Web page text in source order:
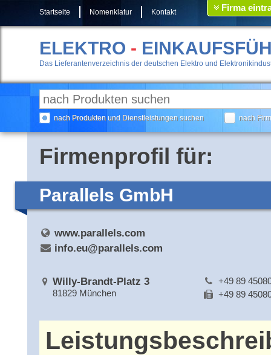
Startseite Nomenklatur Kontakt Firma
ELEKTRO -
Das Lieferantenverzeichnis der deutschen Elektro und
nach Produkten und Dienstleistungen suchen nach
Firmenprofil für:
Parallels GmbH
www.parallels.com
info.eu@parallels.com
Willy-Brandt-Platz 3
81829 München
+49 89
+49 89